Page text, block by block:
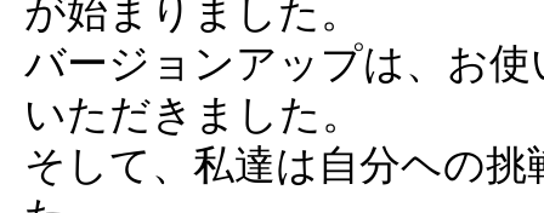
が始まりました。
バージョンアップは、お
いただきました。
そして、私達は自分ヘの